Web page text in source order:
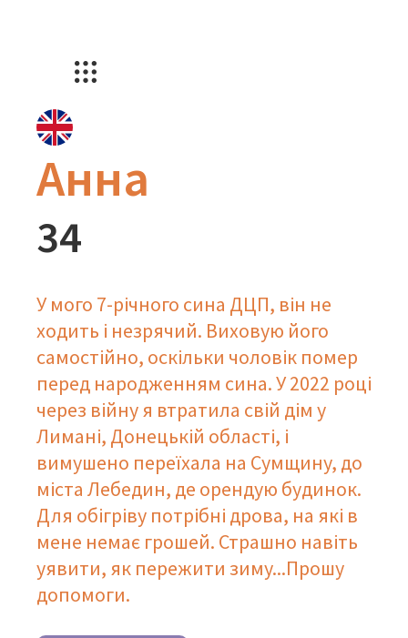
Анна
34
У мого 7-річного сина ДЦП, він не
ходить і незрячий. Виховую його
самостійно, оскільки чоловік помер
перед народженням сина. У 2022 році
через війну я втратила свій дім у
Лимані, Донецькій області, і
вимушено переїхала на Сумщину, до
міста Лебедин, де орендую будинок.
Для обігріву потрібні дрова, на які в
мене немає грошей. Страшно навіть
уявити, як пережити зиму...Прошу
допомоги.